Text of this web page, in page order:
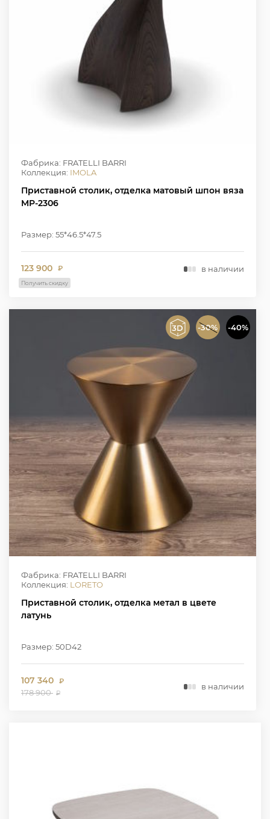
Фабрика: FRATELLI BARRI
Коллекция: IMOLA
Приставной столик, отделка матовый шпон вяза
MP-2306
Размер: 55*46.5*47.5
123 900 ₽ в наличии
Получить скидку
-30% -40%
Фабрика: FRATELLI BARRI
Коллекция: LORETO
Приставной столик, отделка метал в цвете
латунь
Размер: 50D42
107 340 ₽
178 900 ₽
в наличии